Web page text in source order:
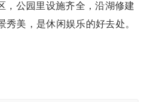
，公园里设施齐全，沿湖修建
美，是休闲娱乐的好去处。